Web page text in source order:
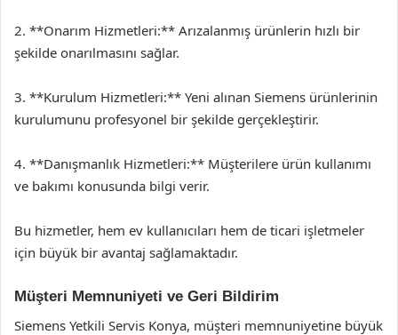
2. **Onarım Hizmetleri:** Arızalanmış ürünlerin hızlı bir
şekilde onarılmasını sağlar.
3. **Kurulum Hizmetleri:** Yeni alınan Siemens ürünlerinin
kurulumunu profesyonel bir şekilde gerçekleştirir.
4. **Danışmanlık Hizmetleri:** Müşterilere ürün kullanımı
ve bakımı konusunda bilgi verir.
Bu hizmetler, hem ev kullanıcıları hem de ticari işletmeler
için büyük bir avantaj sağlamaktadır.
Müşteri Memnuniyeti ve Geri Bildirim
Siemens Yetkili Servis Konya, müşteri memnuniyetine büyük